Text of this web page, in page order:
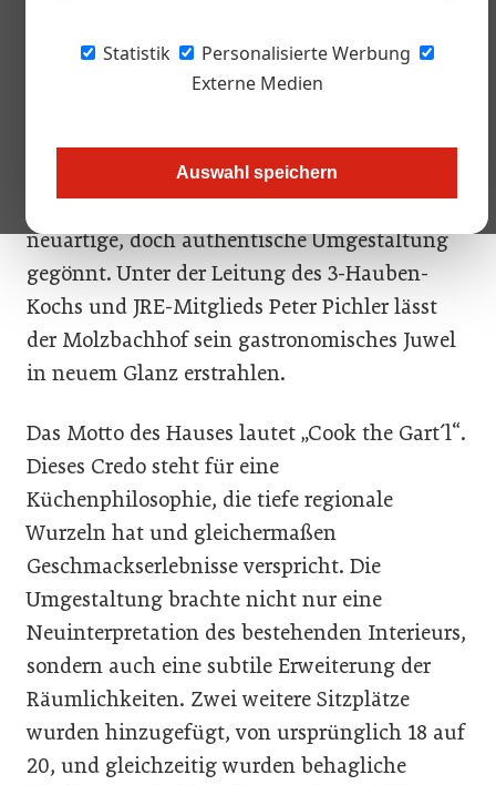
Statistik
Personalisierte Werbung
Externe Medien
Auswahl speichern
Bild oben: Nina und Peter Pichler
hat das 4-Sterne-Hotel Molzbachhof seiner 3-
Hauben-Gourmetoase „Gaumenkitzel“ eine
neuartige, doch authentische Umgestaltung
gegönnt. Unter der Leitung des 3-Hauben-
Kochs und JRE-Mitglieds Peter Pichler lässt
der Molzbachhof sein gastronomisches Juwel
in neuem Glanz erstrahlen.
Das Motto des Hauses lautet „Cook the Gart´l“.
Dieses Credo steht für eine
Küchenphilosophie, die tiefe regionale
Wurzeln hat und gleichermaßen
Geschmackserlebnisse verspricht. Die
Umgestaltung brachte nicht nur eine
Neuinterpretation des bestehenden Interieurs,
sondern auch eine subtile Erweiterung der
Räumlichkeiten. Zwei weitere Sitzplätze
wurden hinzugefügt, von ursprünglich 18 auf
20, und gleichzeitig wurden behagliche